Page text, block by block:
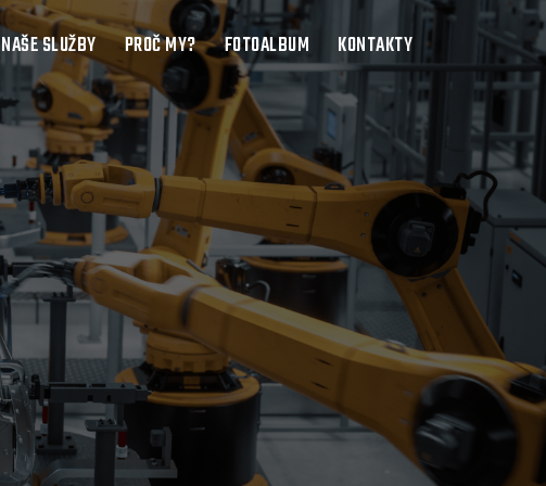
NAŠE SLUŽBY PROČ MY? FOTOALBUM KONTAKTY